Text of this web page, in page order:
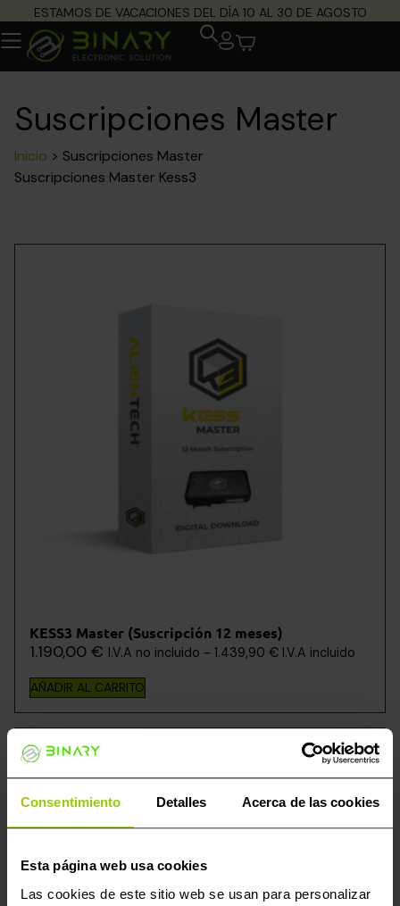
Consentimiento Detalles Acerca de las cookies
Esta página web usa cookies
Las cookies de este sitio web se usan para personalizar
ESTAMOS DE VACACIONES DEL DÍA 10 AL 30 DE AGOSTO
Suscripciones Master
Inicio > Suscripciones Master
Suscripciones Master Kess3
KESS3 Master (Suscripción 12 meses)
1.190,00 € I.V.A no incluido - 1.439,90 € I.V.A incluido
AÑADIR AL CARRITO